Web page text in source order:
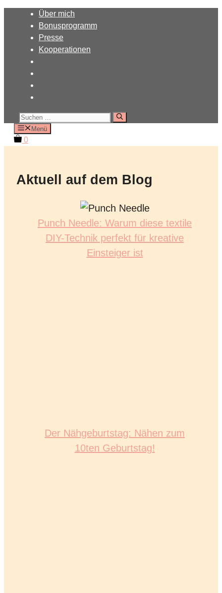
springen
Über mich
Bonusprogramm
Presse
Kooperationen
Suchen
nach:Menü
0
Aktuell auf dem Blog
Punch Needle: Warum diese textile
DIY-Technik perfekt für kreative
Einsteiger ist
Der Nähgeburtstag: Nähen zum
10ten Geburtstag!